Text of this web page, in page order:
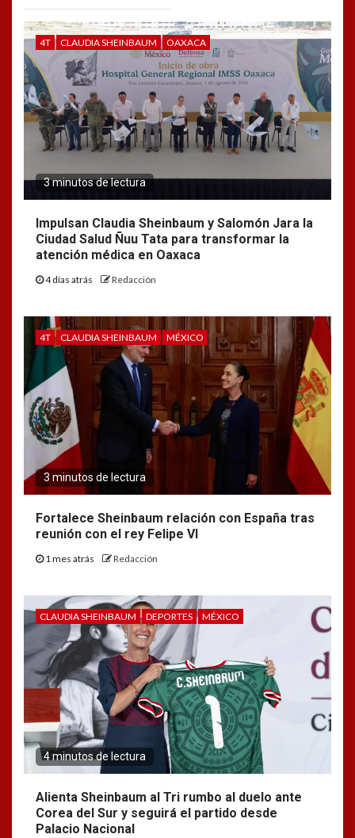
4T CLAUDIA SHEINBAUM OAXACA
3 minutos de lectura
Impulsan Claudia Sheinbaum y Salomón Jara la
Ciudad Salud Ñuu Tata para transformar la
atención médica en Oaxaca
4 días atrás Redacción
4T CLAUDIA SHEINBAUM MÉXICO
3 minutos de lectura
Fortalece Sheinbaum relación con España tras
reunión con el rey Felipe VI
1 mes atrás Redacción
CLAUDIA SHEINBAUM DEPORTES MÉXICO
4 minutos de lectura
Alienta Sheinbaum al Tri rumbo al duelo ante
Corea del Sur y seguirá el partido desde
Palacio Nacional